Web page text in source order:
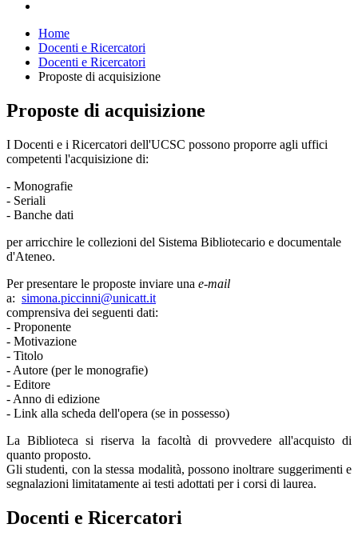
Home
Docenti e Ricercatori
Docenti e Ricercatori
Proposte di acquisizione
Proposte di acquisizione
I Docenti e i Ricercatori dell'UCSC possono proporre agli uffici
competenti l'acquisizione di:
- Monografie
- Seriali
- Banche dati
per arricchire le collezioni del Sistema Bibliotecario e documentale
d'Ateneo.
Per presentare le proposte inviare una e-mail
a: simona.piccinni@unicatt.it
comprensiva dei seguenti dati:
- Proponente
- Motivazione
- Titolo
- Autore (per le monografie)
- Editore
- Anno di edizione
- Link alla scheda dell'opera (se in possesso)
La Biblioteca si riserva la facoltà di provvedere all'acquisto di
quanto proposto.
Gli studenti, con la stessa modalità, possono inoltrare suggerimenti e
segnalazioni limitatamente ai testi adottati per i corsi di laurea.
Docenti e Ricercatori